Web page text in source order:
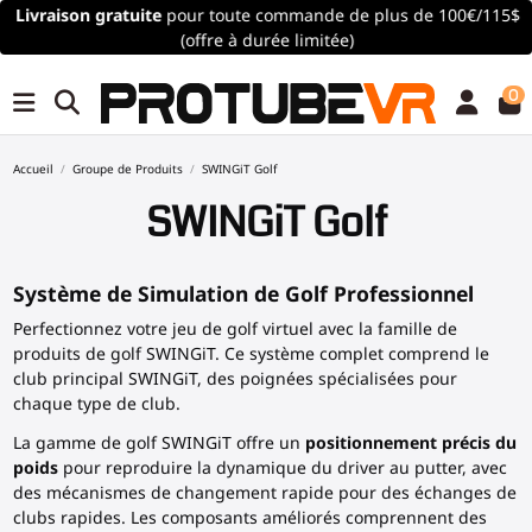
Livraison gratuitepour toute commande de plus de 100€/115$
(offre à durée limitée)
0
Accueil Groupe de Produits SWINGiT Golf
SWINGiT Golf
Système de Simulation de Golf Professionnel
Perfectionnez votre jeu de golf virtuel avec la famille de
produits de golf SWINGiT. Ce système complet comprend le
club principal SWINGiT, des poignées spécialisées pour
chaque type de club.
La gamme de golf SWINGiT offre un positionnement précis du
poidspour reproduire la dynamique du driver au putter, avec
des mécanismes de changement rapide pour des échanges de
clubs rapides. Les composants améliorés comprennent des